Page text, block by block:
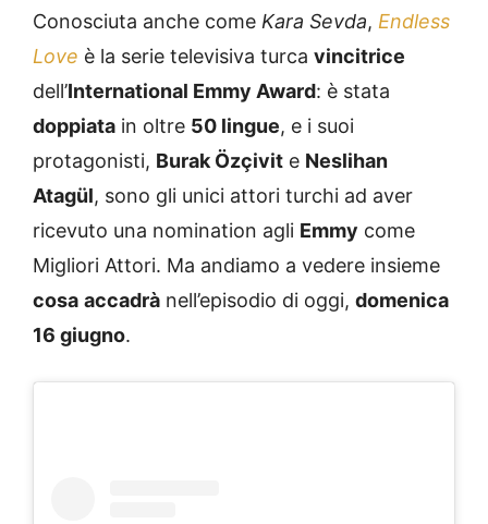
Conosciuta anche come Kara Sevda, Endless
Love è la serie televisiva turca vincitrice
dell’International Emmy Award: è stata
doppiata in oltre 50 lingue, e i suoi
protagonisti, Burak Özçivit e Neslihan
Atagül, sono gli unici attori turchi ad aver
ricevuto una nomination agli Emmy come
Migliori Attori. Ma andiamo a vedere insieme
cosa accadrà nell’episodio di oggi, domenica
16 giugno.